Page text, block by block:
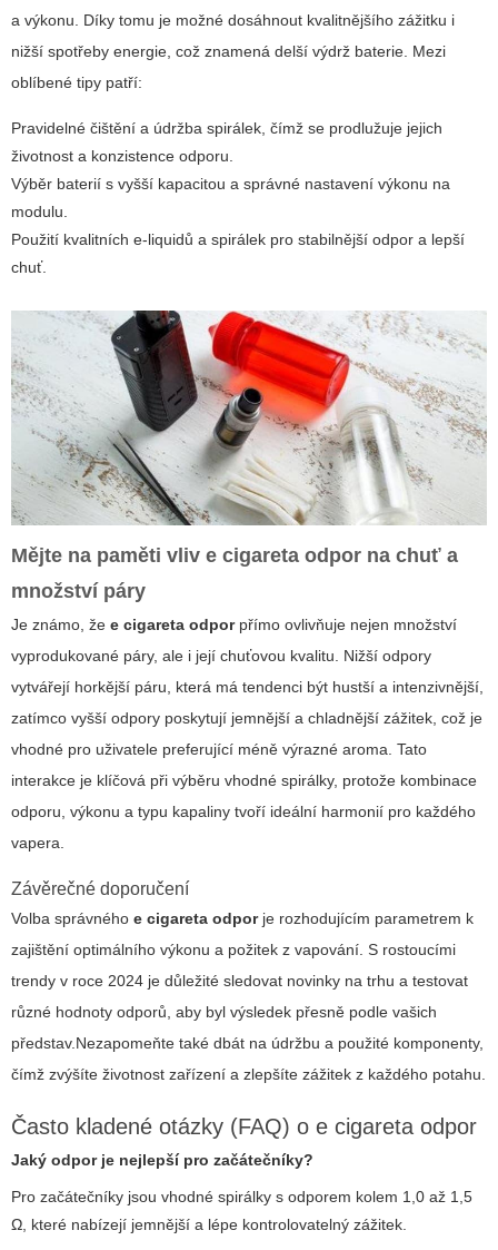
a výkonu. Díky tomu je možné dosáhnout kvalitnějšího zážitku i
nižší spotřeby energie, což znamená delší výdrž baterie. Mezi
oblíbené tipy patří:
Pravidelné čištění a údržba spirálek, čímž se prodlužuje jejich
životnost a konzistence odporu.
Výběr baterií s vyšší kapacitou a správné nastavení výkonu na
modulu.
Použití kvalitních e-liquidů a spirálek pro stabilnější odpor a lepší
chuť.
Mějte na paměti vliv e cigareta odpor na chuť a
množství páry
Je známo, že e cigareta odporpřímo ovlivňuje nejen množství
vyprodukované páry, ale i její chuťovou kvalitu. Nižší odpory
vytvářejí horkější páru, která má tendenci být hustší a intenzivnější,
zatímco vyšší odpory poskytují jemnější a chladnější zážitek, což je
vhodné pro uživatele preferující méně výrazné aroma. Tato
interakce je klíčová při výběru vhodné spirálky, protože kombinace
odporu, výkonu a typu kapaliny tvoří ideální harmonií pro každého
vapera.
Závěrečné doporučení
Volba správného e cigareta odporje rozhodujícím parametrem k
zajištění optimálního výkonu a požitek z vapování. S rostoucími
trendy v roce 2024 je důležité sledovat novinky na trhu a testovat
různé hodnoty odporů, aby byl výsledek přesně podle vašich
představ. Nezapomeňte také dbát na údržbu a použité komponenty,
čímž zvýšíte životnost zařízení a zlepšíte zážitek z každého potahu.
Často kladené otázky (FAQ) o e cigareta odpor
Jaký odpor je nejlepší pro začátečníky?
Pro začátečníky jsou vhodné spirálky s odporem kolem 1,0 až 1,5
Ω, které nabízejí jemnější a lépe kontrolovatelný zážitek.